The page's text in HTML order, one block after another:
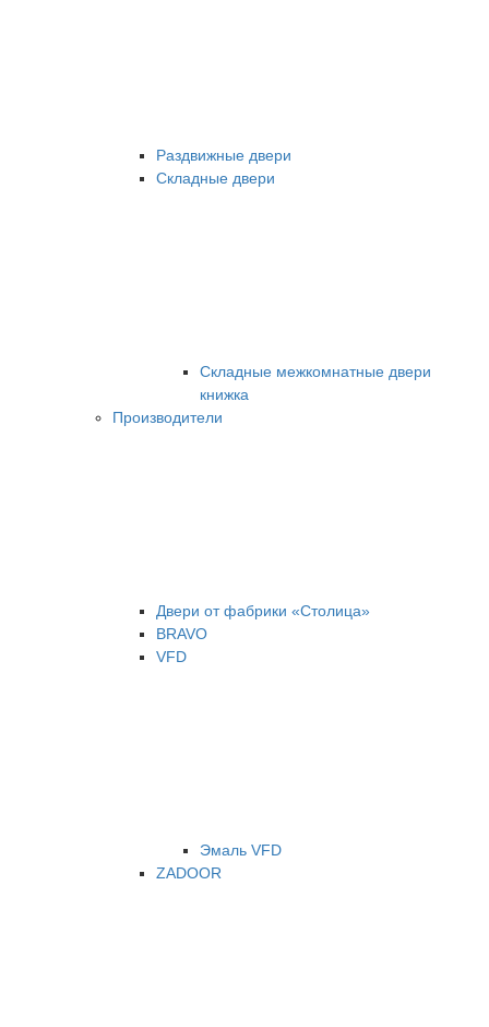
Раздвижные двери
Складные двери
Складные межкомнатные двери
книжка
Производители
Двери от фабрики «Столица»
BRAVO
VFD
Эмаль VFD
ZADOOR